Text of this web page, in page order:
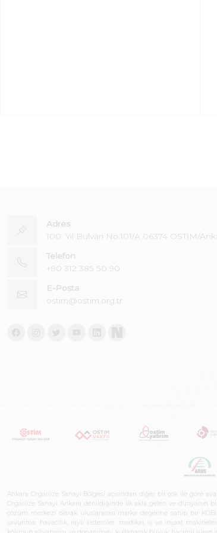
Adres
100. Yıl Bulvarı No:101/A 06374 OSTİM/
Telefon
+90 312 385 50 90
E-Posta
ostim@ostim.org.tr
Ankara Organize Sanayi Bölgesi açısından diğer bir çok ile göre
Organize Sanayi Ankara denildiğinde ilk akla gelen ve dünyanın
çözüm merkezi olarak uluslararası marka değerine sahip bir
savunma, havacılık, raylı sistemler, medikal, iş ve inşaat